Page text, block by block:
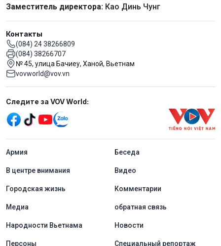
Заместитель директора: Као Динь Чунг
Контакты
(084) 24 38266809
(084) 38266707
№ 45, улица Бачиеу, Ханой, Вьетнам
vovworld@vov.vn
Mạng xã hội
Следите за VOV World:
menu footer tiếng Nga
Aрмия Беседа
В центре внимания Видео
Городская жизнь Комментарии
Медиа обратная связь
Народности Вьетнама Новости
Персоны Специальный репортаж